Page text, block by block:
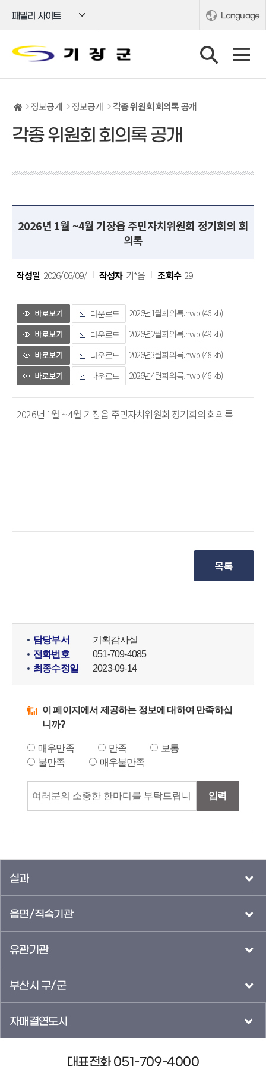
패밀리 사이트 Language
정보공개 정보공개 각종 위원회 회의록 공개
각종 위원회 회의록 공개
2026년 1월 ~4월 기장읍 주민자치위원회 정기회의 회
의록
작성일 2026/06/09/ 작성자 기*읍 조회수 29
다운로드
2026년1월회의록.hwp (46 kb)
다운로드
2026년2월회의록.hwp (49 kb)
다운로드
2026년3월회의록.hwp (48 kb)
다운로드
2026년4월회의록.hwp (46 kb)
2026년 1월 ~ 4월 기장읍 주민자치위원회 정기회의 회의록
담당부서
기획감사실
전화번호
051-709-4085
최종수정일
2023-09-14
이 페이지에서 제공하는 정보에 대하여 만족하십
니까?
매우만족 만족
보통
불만족
매우불만족
입력
실과
읍면/직속기관
유관기관
부산시 구/군
자매결연도시
대표전화 051-709-4000